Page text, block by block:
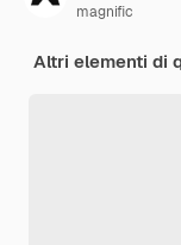
magnific
Altri elementi di